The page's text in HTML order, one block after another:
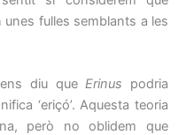
unes fulles semblants a les
ens diu queErinus podria
‘eriçó’. Aquesta teoria
però no oblidem que